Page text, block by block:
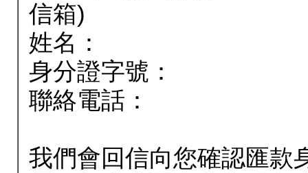
信箱)
姓名：
身分證字號：
聯絡電話：
我們會回信向您確認匯款